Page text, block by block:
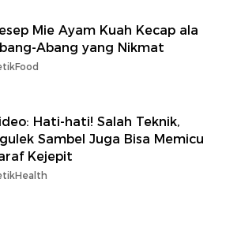
Mie Ayam Kuah Kecap ala
Abang yang Nikmat
Hati-hati! Salah Teknik,
Sambel Juga Bisa Memicu
Kejepit